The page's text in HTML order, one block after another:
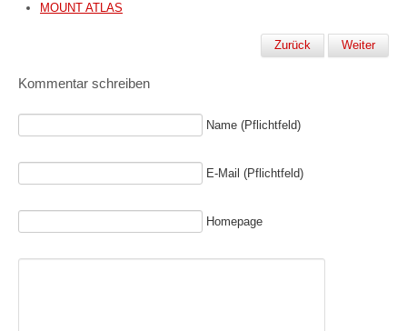
MOUNT ATLAS
Zurück Weiter
Kommentar schreiben
Name (Pflichtfeld)
E-Mail (Pflichtfeld)
Homepage